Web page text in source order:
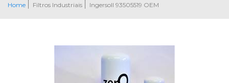
Home Filtros Industriais Ingersoll 93505519 OEM